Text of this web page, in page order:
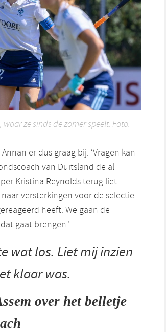
ze sinds de zomer speelt. Foto:
er dus graag bij. ‘Vragen kan
van Duitsland de al
Kristina Reynolds terug liet
versterkingen voor de selectie.
heeft. We gaan de
gaat brengen.’
wat los. Liet mij inzien
klaar was.
over het belletje